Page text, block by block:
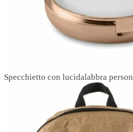
Specchietto con lucidalabbra